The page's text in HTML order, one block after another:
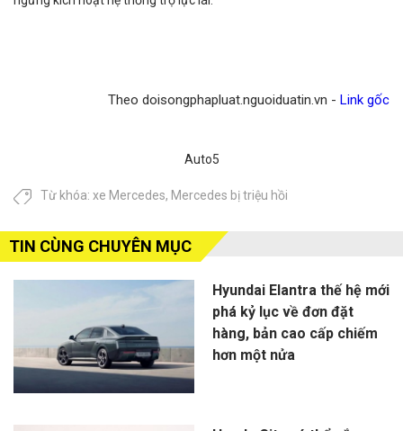
Theo doisongphapluat.nguoiduatin.vn - Link gốc
Auto5
Từ khóa: xe Mercedes, Mercedes bị triệu hồi
TIN CÙNG CHUYÊN MỤC
Hyundai Elantra thế hệ mới
phá kỷ lục về đơn đặt
hàng, bản cao cấp chiếm
hơn một nửa